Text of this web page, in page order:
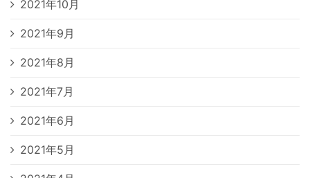
2021年10月
2021年9月
2021年8月
2021年7月
2021年6月
2021年5月